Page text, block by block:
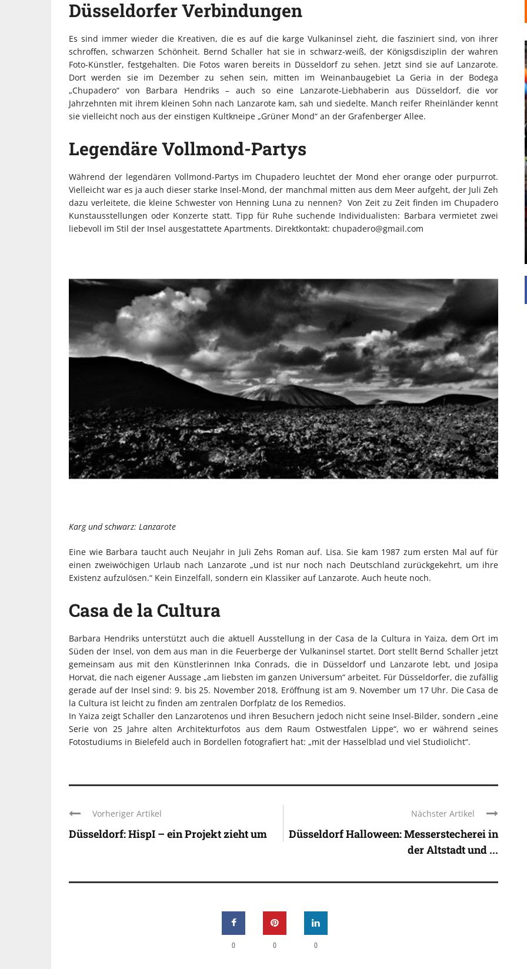
Düsseldorfer Verbindungen
Es sind immer wieder die Kreativen, die es auf die karge Vulkaninsel zieht, die fasziniert sind, von ihrer
schroffen, schwarzen Schönheit. Bernd Schaller hat sie in schwarz-weiß, der Königsdisziplin der wahren
Foto-Künstler, festgehalten. Die Fotos waren bereits in Düsseldorf zu sehen. Jetzt sind sie auf Lanzarote.
Dort werden sie im Dezember zu sehen sein, mitten im Weinanbaugebiet La Geria in der Bodega
„Chupadero“ von Barbara Hendriks – auch so eine Lanzarote-Liebhaberin aus Düsseldorf, die vor
Jahrzehnten mit ihrem kleinen Sohn nach Lanzarote kam, sah und siedelte. Manch reifer Rheinländer kennt
sie vielleicht noch aus der einstigen Kultkneipe „Grüner Mond“ an der Grafenberger Allee.
Legendäre Vollmond-Partys
Während der legendären Vollmond-Partys im Chupadero leuchtet der Mond eher orange oder purpurrot.
Vielleicht war es ja auch dieser starke Insel-Mond, der manchmal mitten aus dem Meer aufgeht, der Juli Zeh
dazu verleitete, die kleine Schwester von Henning Luna zu nennen? Von Zeit zu Zeit finden im Chupadero
Kunstausstellungen oder Konzerte statt. Tipp für Ruhe suchende Individualisten: Barbara vermietet zwei
liebevoll im Stil der Insel ausgestattete Apartments. Direktkontakt: chupadero@gmail.com
Karg und schwarz: Lanzarote
Eine wie Barbara taucht auch Neujahr in Juli Zehs Roman auf. Lisa. Sie kam 1987 zum ersten Mal auf für
einen zweiwöchigen Urlaub nach Lanzarote „und ist nur noch nach Deutschland zurückgekehrt, um ihre
Existenz aufzulösen.“ Kein Einzelfall, sondern ein Klassiker auf Lanzarote. Auch heute noch.
Casa de la Cultura
Barbara Hendriks unterstützt auch die aktuell Ausstellung in der Casa de la Cultura in Yaiza, dem Ort im
Süden der Insel, von dem aus man in die Feuerberge der Vulkaninsel startet. Dort stellt Bernd Schaller jetzt
gemeinsam aus mit den Künstlerinnen Inka Conrads, die in Düsseldorf und Lanzarote lebt, und Josipa
Horvat, die nach eigener Aussage „am liebsten im ganzen Universum“ arbeitet. Für Düsseldorfer, die zufällig
gerade auf der Insel sind: 9. bis 25. November 2018, Eröffnung ist am 9. November um 17 Uhr. Die Casa de
la Cultura ist leicht zu finden am zentralen Dorfplatz de los Remedios.
In Yaiza zeigt Schaller den Lanzarotenos und ihren Besuchern jedoch nicht seine Insel-Bilder, sondern „eine
Serie von 25 Jahre alten Architekturfotos aus dem Raum Ostwestfalen Lippe“, wo er während seines
Fotostudiums in Bielefeld auch in Bordellen fotografiert hat: „mit der Hasselblad und viel Studiolicht“.
Vorheriger Artikel
Düsseldorf: HispI – ein Projekt zieht um
Nächster Artikel
Düsseldorf Halloween: Messerstecherei in
der Altstadt und ...
0 0 0
UNTERSTÜTZEN
Die Inspiration des industriellen Chics sind die
Werkshallen des Industriezeitalters. Die Basis für
diesen Stil sind große Räume, schlicht gehalten
mit rustikalen Elementen und großen